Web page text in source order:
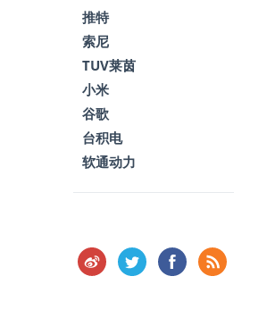
推特
索尼
TUV莱茵
小米
谷歌
台积电
软通动力